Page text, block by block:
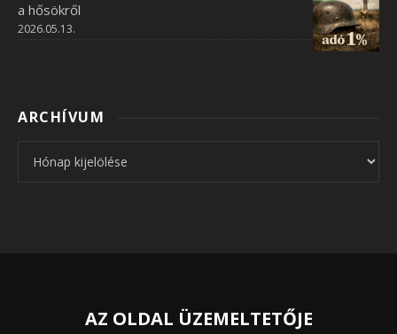
a hősökről
2026.05.13.
ARCHÍVUM
AZ OLDAL ÜZEMELTETŐJE